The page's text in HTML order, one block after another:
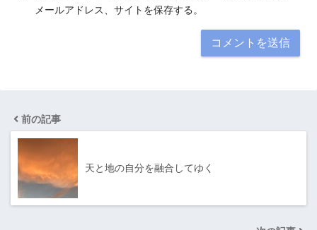
メールアドレス、サイトを保存する。
前の記事
天と地の自分を融合してゆく